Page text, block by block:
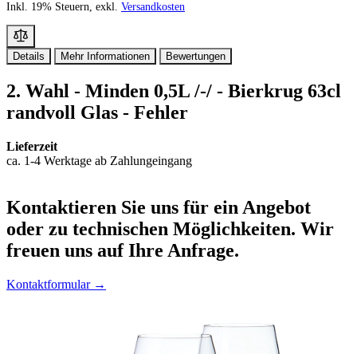
Inkl. 19% Steuern, exkl. Versandkosten
Details Mehr Informationen Bewertungen
2. Wahl - Minden 0,5L /-/ - Bierkrug 63cl
randvoll Glas - Fehler
Lieferzeit
ca. 1-4 Werktage ab Zahlungeingang
Kontaktieren Sie uns für ein Angebot
oder zu technischen Möglichkeiten. Wir
freuen uns auf Ihre Anfrage.
Kontaktformular →